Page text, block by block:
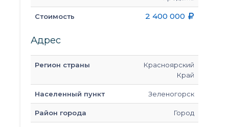
Стоимость 2 400 000
Адрес
Регион страны
Красноярский
Край
Населенный пункт Зеленогорск
Район города Город